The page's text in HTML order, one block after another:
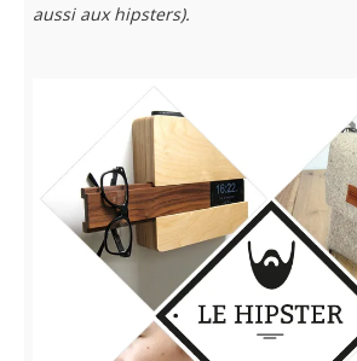
aussi aux hipsters).